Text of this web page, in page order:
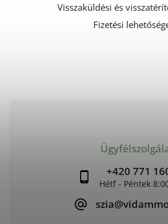
+420 771
Visszaküldési és
Fizetési